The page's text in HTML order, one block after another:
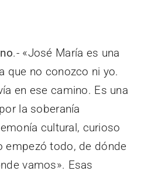
.- «José María es una
que no conozco ni yo.
en ese camino. Es una
la soberanía
cultural, curioso
empezó todo, de dónde
vamos». Esas